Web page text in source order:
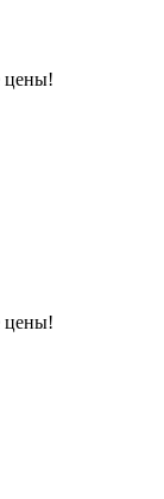
цены!
цены!